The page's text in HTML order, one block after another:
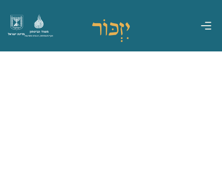
מדינת ישראל
משרד הביטחון
אגף משפחות, הנצחה ומורשת